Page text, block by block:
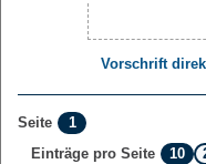
Vorschrift
Seite
1
Einträge pro Seite
10